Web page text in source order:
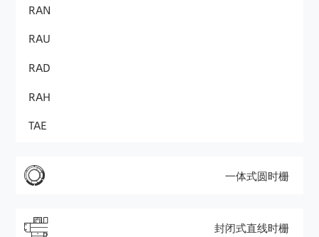
RAN
RAU
RAD
RAH
TAE
一体式圆时栅
封闭式直线时栅